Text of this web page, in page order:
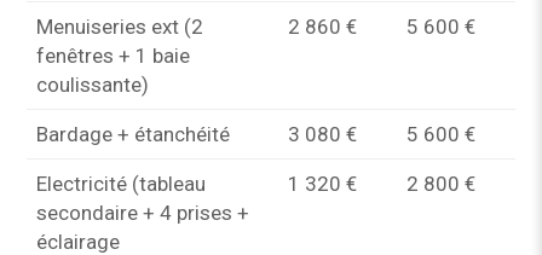
Menuiseries ext (2
fenêtres + 1 baie
coulissante)
2 860 € 5 600 €
Bardage + étanchéité 3 080 € 5 600 €
Electricité (tableau
secondaire + 4 prises +
éclairage
1 320 € 2 800 €